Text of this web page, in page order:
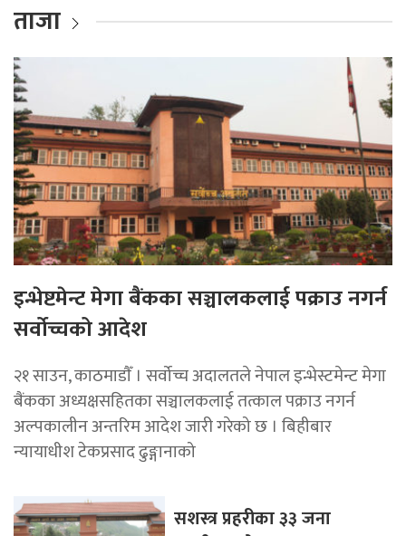
ताजा
इन्भेष्टमेन्ट मेगा बैंकका सञ्चालकलाई पक्राउ नगर्न
सर्वोच्चको आदेश
२१ साउन, काठमाडाैँ । सर्वोच्च अदालतले नेपाल इन्भेस्टमेन्ट मेगा
बैंकका अध्यक्षसहितका सञ्चालकलाई तत्काल पक्राउ नगर्न
अल्पकालीन अन्तरिम आदेश जारी गरेको छ । बिहीबार
न्यायाधीश टेकप्रसाद ढुङ्गानाको
सशस्त्र प्रहरीका ३३ जना